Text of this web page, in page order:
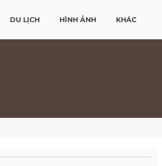
DU LỊCH HÌNH ẢNH KHÁC